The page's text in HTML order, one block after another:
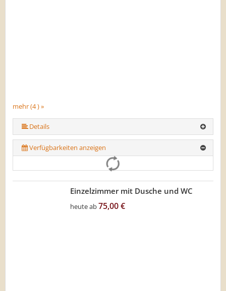
mehr (4 ) »
Details
Verfügbarkeiten anzeigen
Einzelzimmer mit Dusche und WC
heute ab75,00 €